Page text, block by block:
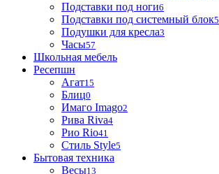
Подставки под ноги6
Подставки под системный блок5
Подушки для кресла3
Часы57
Школьная мебель
Ресепшн
Агат15
Блиц0
Имаго Imago2
Рива Riva4
Рио Rio41
Стиль Style5
Бытовая техника
Весы13